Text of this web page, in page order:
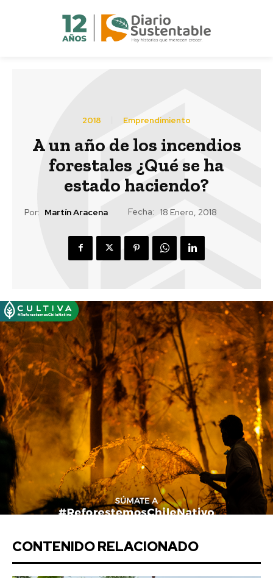
2018 Emprendimiento
A un año de los incendios
forestales ¿Qué se ha
estado haciendo?
Por: Martín Aracena Fecha: 18 Enero, 2018
CONTENIDO RELACIONADO